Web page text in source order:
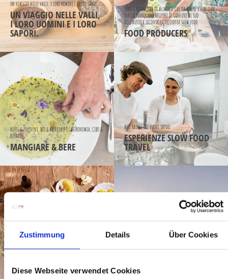
Zustimmung Details Über Cookies
Diese Webseite verwendet Cookies
UN VIAGGIO NELLE VALLI, I LORO UOMINI E I LORO SAPORI.
UN VIAGGIO NELLE VALLI,
I LORO UOMINI E I LORO
SAPORI.
SONO I PRODUTTORI DI ALIMENTI CHE DA SEMPRE VIVONO IN
QUESTA TRANQUILLA REGIONE DI CONFINE AL SUD
DELL’AUSTRIA SECONDO LA FILOSOFIA SLOW FOOD.
FOOD PRODUCERS
HOTEL & PENSIONI, BED & BREAKFAST E GASTRONOMIA, CIBO &
BEVANDE
MANGIARE & BERE
ALLE RADICI DEI BUONI SAPORI
ESPERIENZE SLOW FOOD
TRAVEL
GASTRONOMIA ALPINO-ADRIATICA NEL SUD-OVEST DELLA
CARINZIA – SORPRENDENTEMENTE GUSTOSA
LA GASTRONOMIA
VERO PROTAGONISTA È LA NATURA.